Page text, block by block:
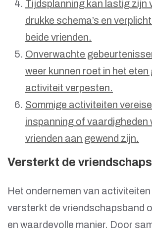
Tijdsplanning kan lastig zijn
drukke schema’s en
beide vrienden.
Onverwachte
weer kunnen roet in het eten
activiteit verpesten.
Sommige activiteiten
inspanning of vaardigheden
vrienden aan gewend zijn.
Versterkt de
Het ondernemen van activiteiten
versterkt de vriendschapsband
en waardevolle manier. Door